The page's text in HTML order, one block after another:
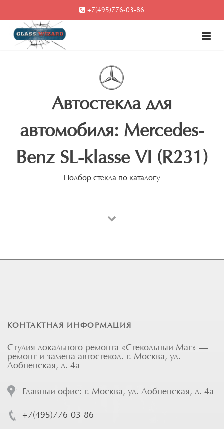
+7(495)776-03-86
Автостекла для
автомобиля: Mercedes-
Benz SL-klasse VI (R231)
Подбор стекла по каталогу
КОНТАКТНАЯ ИНФОРМАЦИЯ
Студия локального ремонта «Стекольный Маг» —
ремонт и замена автостекол. г. Москва, ул.
Лобненская, д. 4а
Главный офис: г. Москва, ул. Лобненская, д. 4а
+7(495)776-03-86